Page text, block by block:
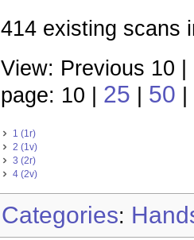
414 existing scans
View: Previous 10 |
page: 10 | 25 50
1 (1r)
2 (1v)
3 (2r)
4 (2v)
Categories: